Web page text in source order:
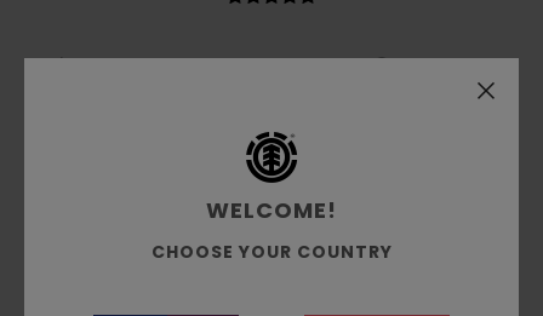
Xavier15. März 2026
Verifizierter Kauf
Preis-Leistungs-Verhältnis
/5 Farbe
Ich empfehle dieses Produkt
5/5
WELCOME!
CHOOSE YOUR COUNTRY